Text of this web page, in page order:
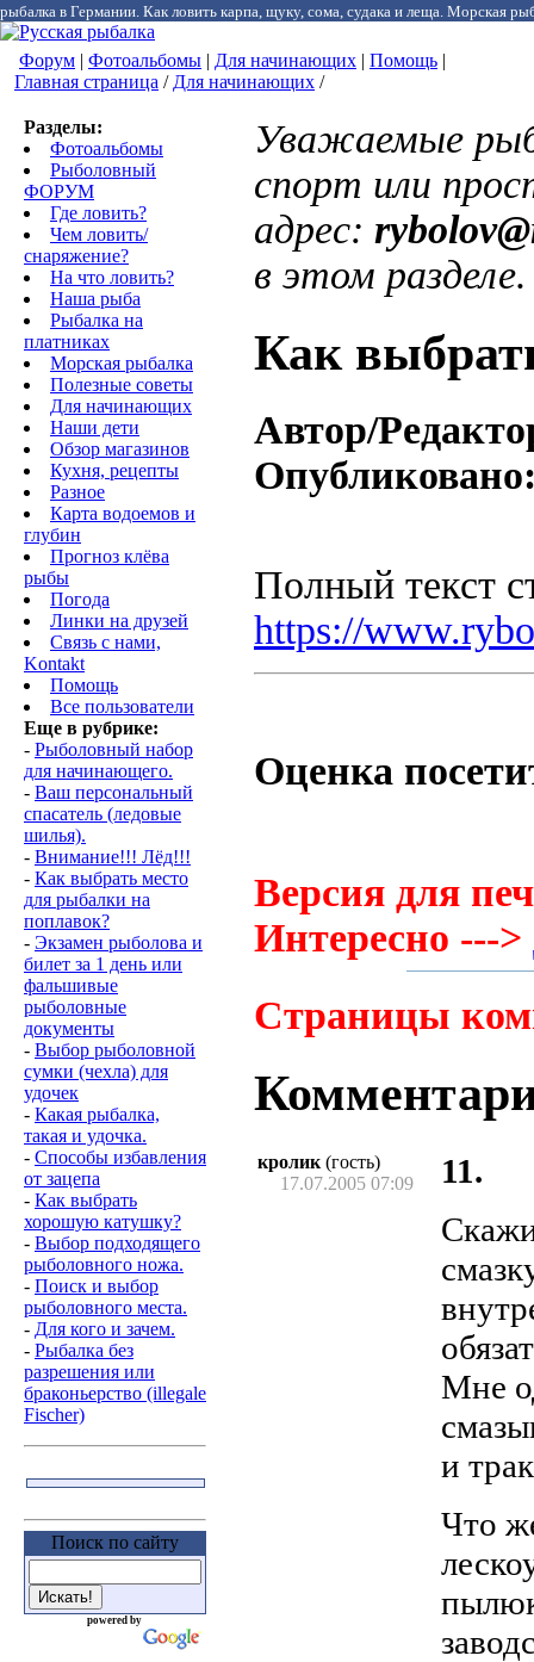
рыбалка в Германии. Как ловить карпа, щуку, сома, судака и леща. Морская
Форум | Фотоальбомы | Для начинающих | Помощь |
Главная страница / Для начинающих /
Разделы:
Фотоальбомы
Рыболовный
ФОРУМ
Где ловить?
Чем ловить/
снаряжение?
На что ловить?
Наша рыба
Рыбалка на
платниках
Морская рыбалка
Полезные советы
Для начинающих
Наши дети
Обзор магазинов
Кухня, рецепты
Разное
Карта водоемов и
глубин
Прогноз клёва
рыбы
Погода
Линки на друзей
Связь с нами,
Kontakt
Помощь
Все пользователи
Еще в рубрике:
- Рыболовный набор
для начинающего.
- Ваш персональный
спасатель (ледовые
шилья).
- Внимание!!! Лёд!!!
- Как выбрать место
для рыбалки на
поплавок?
- Экзамен рыболова и
билет за 1 день или
фальшивые
рыболовные
документы
- Выбор рыболовной
сумки (чехла) для
удочек
- Какая рыбалка,
такая и удочка.
- Способы избавления
от зацепа
- Как выбрать
хорошую катушку?
- Выбор подходящего
рыболовного ножа.
- Поиск и выбор
рыболовного места.
- Для кого и зачем.
- Рыбалка без
разрешения или
браконьерство (illegale
Fischer)
Поиск по сайту
powered by
Уважаемые
спорт или
адрес:
в этом разделе.
Как
Автор/
Полный текст
https://
Оценка
Версия для
Интересно --->
Страницы
кролик (гость)
17.07.2005 07:09
11.
Мне
и
Что